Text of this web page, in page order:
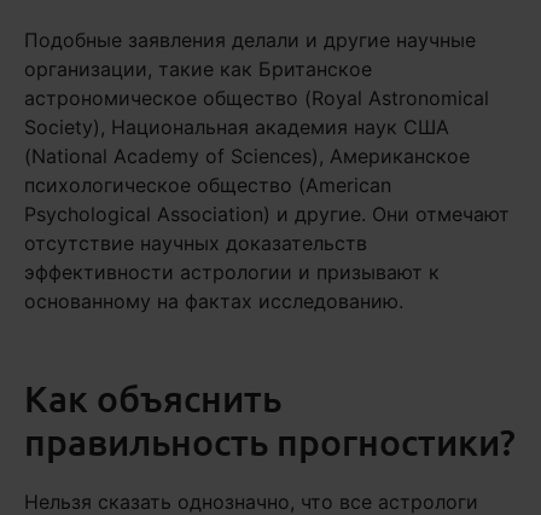
Подобные заявления делали и другие научные
организации, такие как Британское
астрономическое общество (Royal Astronomical
Society), Национальная академия наук США
(National Academy of Sciences), Американское
психологическое общество (American
Psychological Association) и другие. Они отмечают
отсутствие научных доказательств
эффективности астрологии и призывают к
основанному на фактах исследованию.
Как объяснить
правильность прогностики?
Нельзя сказать однозначно, что все астрологи